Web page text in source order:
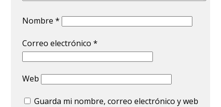
Nombre*
Correo electrónico*
Web
Guarda mi nombre, correo electrónico y web